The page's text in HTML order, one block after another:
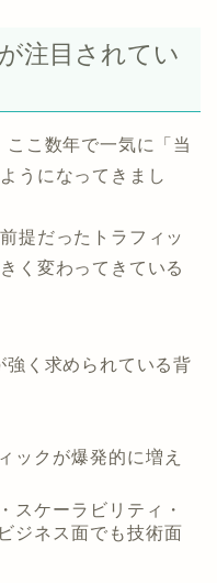
注目されてい
こ数年で一気に「当
うになってきまし
提だったトラフィッ
く変わってきている
く求められている背
ックが爆発的に増え
スケーラビリティ・
ジネス面でも技術面